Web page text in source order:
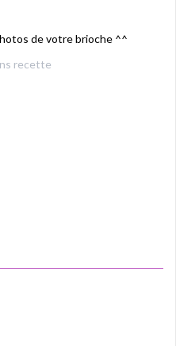
de votre brioche ^^
recette